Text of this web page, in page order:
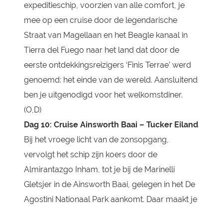
expeditieschip, voorzien van alle comfort, je
mee op een cruise door de legendarische
Straat van Magellaan en het Beagle kanaal in
Tierra del Fuego naar het land dat door de
eerste ontdekkingsreizigers ‘Finis Terrae’ werd
genoemd: het einde van de wereld. Aansluitend
ben je uitgenodigd voor het welkomstdiner.
(O,D)
Dag 10: Cruise Ainsworth Baai – Tucker Eiland
Bij het vroege licht van de zonsopgang,
vervolgt het schip zijn koers door de
Almirantazgo Inham, tot je bij de Marinelli
Gletsjer in de Ainsworth Baai, gelegen in het De
Agostini Nationaal Park aankomt. Daar maakt je